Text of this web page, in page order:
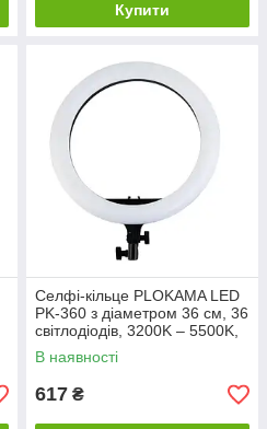
Купити
Селфі-кільце PLOKAMA LED
PK-360 з діаметром 36 см, 36
світлодіодів, 3200K – 5500K,
пластик, 30 Вт, чорне
В наявності
617 ₴